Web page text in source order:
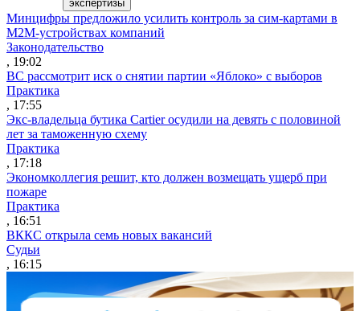
экспертизы
Минцифры предложило усилить контроль за сим-картами в
M2M-устройствах компаний
Законодательство
, 19:02
ВС рассмотрит иск о снятии партии «Яблоко» с выборов
Практика
, 17:55
Экс-владельца бутика Cartier осудили на девять с половиной
лет за таможенную схему
Практика
, 17:18
Экономколлегия решит, кто должен возмещать ущерб при
пожаре
Практика
, 16:51
ВККС открыла семь новых вакансий
Судьи
, 16:15